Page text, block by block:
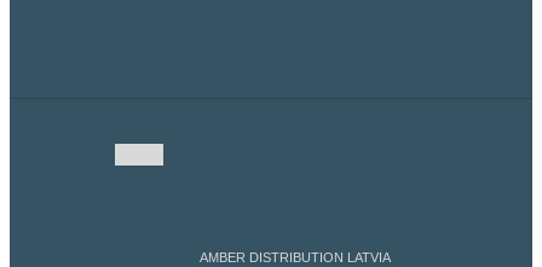
AMBER DISTRIBUTION LATVIA